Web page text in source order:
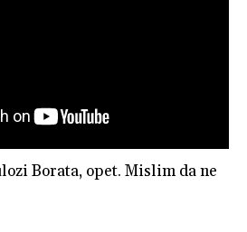
Borata, opet. Mislim da ne